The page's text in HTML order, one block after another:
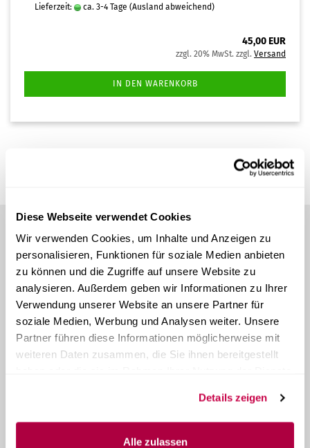
Diese Webseite verwendet Cookies
Wir verwenden Cookies, um Inhalte und Anzeigen zu
personalisieren, Funktionen für soziale Medien anbieten
zu können und die Zugriffe auf unsere Website zu
analysieren. Außerdem geben wir Informationen zu Ihrer
Verwendung unserer Website an unsere Partner für
soziale Medien, Werbung und Analysen weiter. Unsere
Partner führen diese Informationen möglicherweise mit
weiteren Daten zusammen, die Sie ihnen bereitgestellt
Details zeigen
Alle zulassen
Lieferzeit: ca. 3-4 Tage (Ausland abweichend)
45,00 EUR
zzgl. 20% MwSt. zzgl. Versand
IN DEN WARENKORB
ÜBER STERI24
Steri24ist Ihr Anbieter von Systemlösungen für die
Instrumentenaufbereitung. Als familiengeführtes
Unternehmen aus Österreich produzieren und handeln wir
seit 1957kompakte Tischautoklaven. Mit unseren über 60
Jahren Erfahrung bieten wir unseren Kunden qualitativ
hochwertige Produkte und bestmöglichen Kundenservice, zu